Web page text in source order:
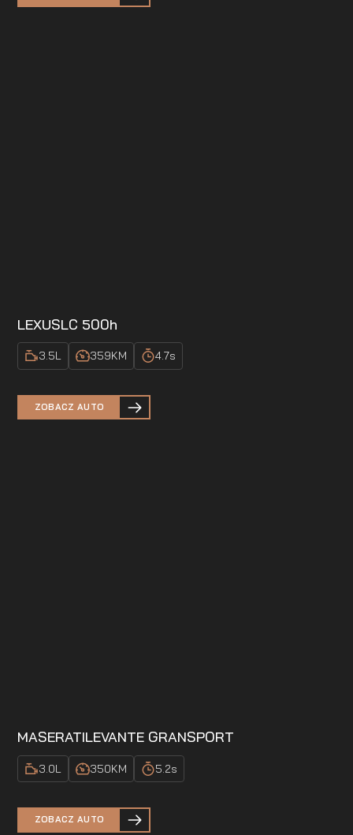
LEXUSLC 500h
3.5L 359KM 4.7s
ZOBACZ AUTO
MASERATILEVANTE GRANSPORT
3.0L 350KM 5.2s
ZOBACZ AUTO